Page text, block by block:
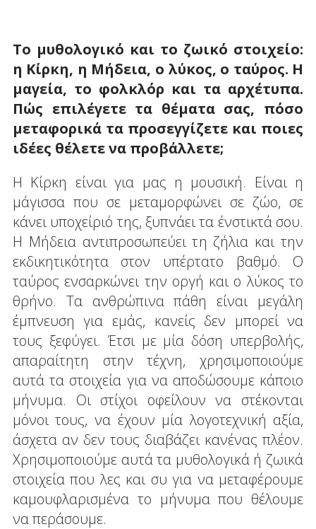
Το μυθολογικό και το ζωικό στοιχείο:
η Κίρκη, η Μήδεια, ο λύκος, ο ταύρος. Η
μαγεία, το φολκλόρ και τα αρχέτυπα.
Πώς επιλέγετε τα θέματα σας, πόσο
μεταφορικά τα προσεγγίζετε και ποιες
ιδέες θέλετε να προβάλλετε;
Η Κίρκη είναι για μας η μουσική. Είναι η
μάγισσα που σε μεταμορφώνει σε ζώο, σε
κάνει υποχείριό της, ξυπνάει τα ένστικτά σου.
Η Μήδεια αντιπροσωπεύει τη ζήλια και την
εκδικητικότητα στον υπέρτατο βαθμό. Ο
ταύρος ενσαρκώνει την οργή και ο λύκος το
θρήνο. Τα ανθρώπινα πάθη είναι μεγάλη
έμπνευση για εμάς, κανείς δεν μπορεί να
τους ξεφύγει. Έτσι με μία δόση υπερβολής,
απαραίτητη στην τέχνη, χρησιμοποιούμε
αυτά τα στοιχεία για να αποδώσουμε κάποιο
μήνυμα. Οι στίχοι οφείλουν να στέκονται
μόνοι τους, να έχουν μία λογοτεχνική αξία,
άσχετα αν δεν τους διαβάζει κανένας πλέον.
Χρησιμοποιούμε αυτά τα μυθολογικά ή ζωικά
στοιχεία που λες και συ για να μεταφέρουμε
καμουφλαρισμένα το μήνυμα που θέλουμε
να περάσουμε.